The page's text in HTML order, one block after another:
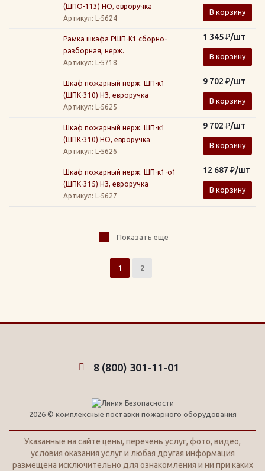
(ШПО-113) НО, евроручка
Артикул: L-5624
В корзину
Рамка шкафа РШП-К1 сборно-
разборная, нерж.
Артикул: L-5718
1 345₽/шт
В корзину
Шкаф пожарный нерж. ШП-к1
(ШПК-310) НЗ, евроручка
Артикул: L-5625
9 702 ₽/шт
В корзину
Шкаф пожарный нерж. ШП-к1
(ШПК-310) НО, евроручка
Артикул: L-5626
9 702 ₽/шт
В корзину
Шкаф пожарный нерж. ШП-к1-о1
(ШПК-315) НЗ, евроручка
Артикул: L-5627
12 687 ₽/шт
В корзину
Показать еще
1 2
8 (800) 301-11-01
2026 © комплексные поставки пожарного оборудования
Указанные на сайте цены, перечень услуг, фото, видео,
условия оказания услуг и любая другая информация
размещена исключительно для ознакомления и ни при каких